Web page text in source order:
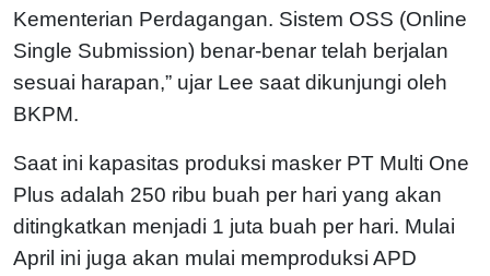
Kementerian Perdagangan. Sistem OSS (Online
Single Submission) benar-benar telah berjalan
sesuai harapan,” ujar Lee saat dikunjungi oleh
BKPM.
Saat ini kapasitas produksi masker PT Multi One
Plus adalah 250 ribu buah per hari yang akan
ditingkatkan menjadi 1 juta buah per hari. Mulai
April ini juga akan mulai memproduksi APD